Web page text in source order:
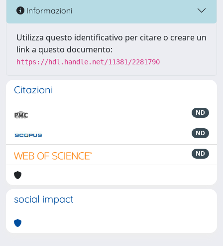
Informazioni
Utilizza questo identificativo per citare o creare un
link a questo documento:
https://hdl.handle.net/11381/2281790
Citazioni
ND
ND
ND
social impact